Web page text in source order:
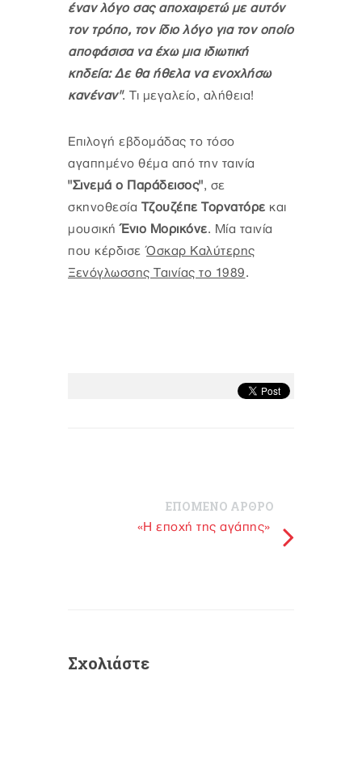
έναν λόγο σας αποχαιρετώ με αυτόν
τον τρόπο, τον ίδιο λόγο για τον οποίο
αποφάσισα να έχω μια ιδιωτική
κηδεία: Δε θα ήθελα να ενοχλήσω
κανέναν". Τι μεγαλείο, αλήθεια!
Επιλογή εβδομάδας το τόσο
αγαπημένο θέμα από την ταινία
"Σινεμά ο Παράδεισος", σε
σκηνοθεσία Τζουζέπε Τορνατόρε και
μουσική Ένιο Μορικόνε. Μία ταινία
που κέρδισεΌσκαρ Καλύτερης
Ξενόγλωσσης Ταινίας το 1989.
ΕΠΟΜΕΝΟ ΑΡΘΡΟ
«Η εποχή της αγάπης»
Σχολιάστε